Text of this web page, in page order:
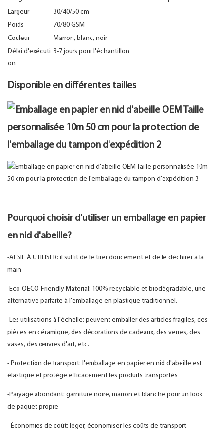
Largeur
30/40/50 cm
Poids
70/80 GSM
Couleur
Marron, blanc, noir
Délai d'exécuti
on
3-7 jours pour l'échantillon
Disponible en différentes tailles
Pourquoi choisir d'utiliser un emballage en papier
en nid d'abeille?
-AFSIE À UTILISER: il suffit de le tirer doucement et de le déchirer à la
main
-Eco-OECO-Friendly Material: 100% recyclable et biodégradable, une
alternative parfaite à l'emballage en plastique traditionnel.
-Les utilisations à l'échelle: peuvent emballer des articles fragiles, des
pièces en céramique, des décorations de cadeaux, des verres, des
vases, des œuvres d'art, etc.
- Protection de transport: l'emballage en papier en nid d'abeille est
élastique et protège efficacement les produits transportés
-Paryage abondant: garniture noire, marron et blanche pour un look
de paquet propre
- Économies de coût: léger, économiser les coûts de transport